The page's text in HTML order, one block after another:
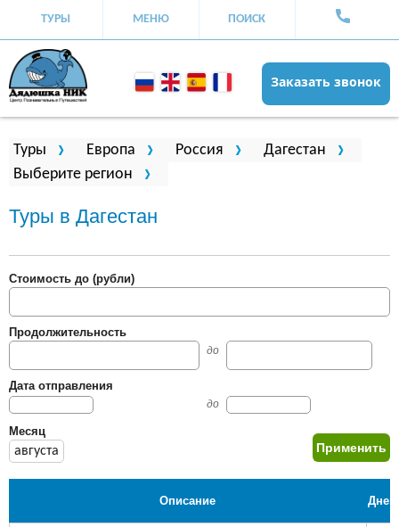
ТУРЫ МЕНЮ ПОИСК
Заказать звонок
Вы здесь
Туры Европа Россия
Дагестан
Выберите регион
Туры в Дагестан
Стоимость до (рубли)
Продолжительность
до
Дата отправления
до
Месяц
августа
Описание Дней